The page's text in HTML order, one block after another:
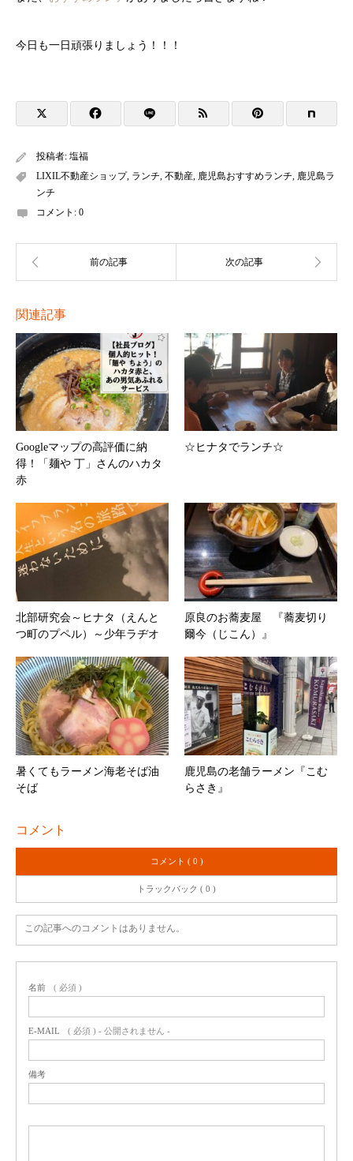
今日も一日頑張りましょう！！！
投稿者: 塩福
LIXIL不動産ショップ, ランチ 不動産 鹿児島おすすめランチ
鹿児島ラ
ンチ
コメント: 0
関連記事
Googleマップの高評価に納
得！「麺や 丁」さんのハカタ
赤
☆ヒナタでランチ☆
北部研究会～ヒナタ（えんと
つ町のプペル）～少年ラヂオ
原良のお蕎麦屋 『蕎麦切り
爾今（じこん）』
暑くてもラーメン海老そば油
そば
鹿児島の老舗ラーメン『こむ
らさき』
コメント
コメント ( 0 )
トラックバック ( 0 )
この記事へのコメントはありません。
名前 ( 必須 )
E-MAIL ( 必須 ) - 公開されません -
備考